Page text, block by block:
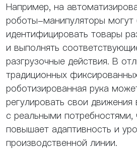
Например, на
роботы-манипуляторы могут
идентифицировать товары
и выполнять
разгрузочные действия. В
традиционных
роботизированная рука
регулировать свои движения
с реальными потребностями,
повышает адаптивность и
производственной линии.